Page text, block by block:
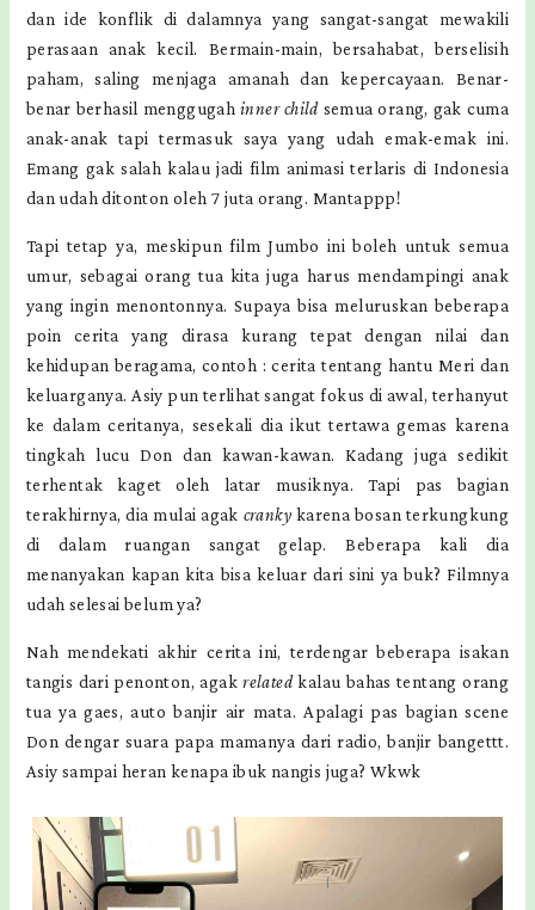
dan ide konflik di dalamnya yang sangat-sangat mewakili
perasaan anak kecil. Bermain-main, bersahabat, berselisih
paham, saling menjaga amanah dan kepercayaan. Benar-
benar berhasil menggugahinner childsemua orang, gak cuma
anak-anak tapi termasuk saya yang udah emak-emak ini.
Emang gak salah kalau jadi film animasi terlaris di Indonesia
dan udah ditonton oleh 7 juta orang. Mantappp!
Tapi tetap ya, meskipun film Jumbo ini boleh untuk semua
umur, sebagai orang tua kita juga harus mendampingi anak
yang ingin menontonnya. Supaya bisa meluruskan beberapa
poin cerita yang dirasa kurang tepat dengan nilai dan
kehidupan beragama, contoh : cerita tentang hantu Meri dan
keluarganya. Asiy pun terlihat sangat fokus di awal, terhanyut
ke dalam ceritanya, sesekali dia ikut tertawa gemas karena
tingkah lucu Don dan kawan-kawan. Kadang juga sedikit
terhentak kaget oleh latar musiknya. Tapi pas bagian
terakhirnya, dia mulai agak crankykarena bosan terkungkung
di dalam ruangan sangat gelap. Beberapa kali dia
menanyakan kapan kita bisa keluar dari sini ya buk? Filmnya
udah selesai belum ya?
Nah mendekati akhir cerita ini, terdengar beberapa isakan
tangis dari penonton, agakrelatedkalau bahas tentang orang
tua ya gaes, auto banjir air mata. Apalagi pas bagian scene
Don dengar suara papa mamanya dari radio, banjir bangettt.
Asiy sampai heran kenapa ibuk nangis juga? Wkwk